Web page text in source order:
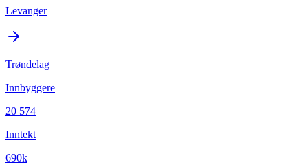
Levanger
Trøndelag
Innbyggere
20 574
Inntekt
690k